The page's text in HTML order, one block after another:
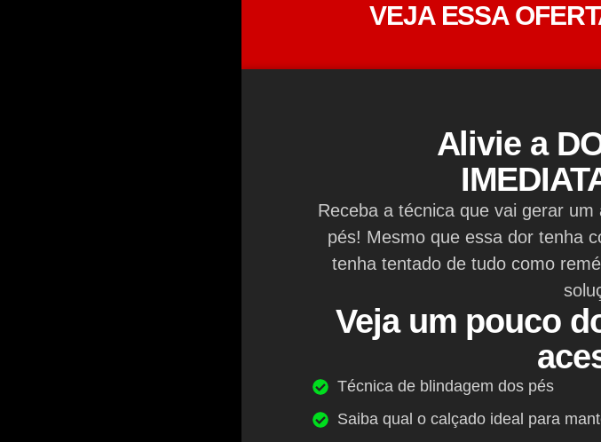
VEJA ESSA
Alivie a
Receba a técnica que vai gerar
pés! Mesmo que essa dor tenha
tenha tentado de tudo como
Veja um pouco
Técnica de blindagem dos pés
Saiba qual o calçado ideal para